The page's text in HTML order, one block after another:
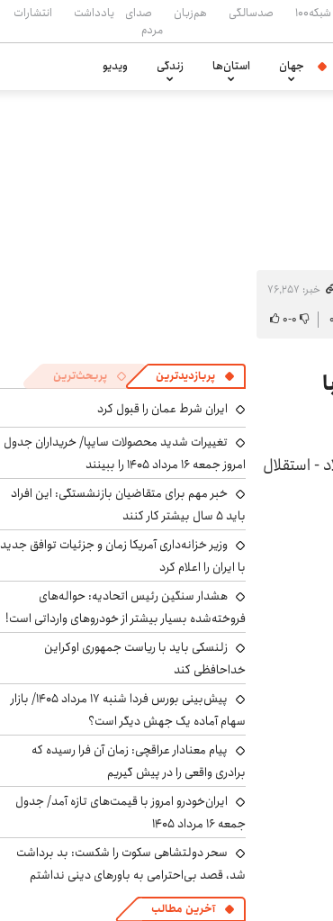
شبکه۱۰۰ صدسالگی هم‌زبان
صدای
مردم
یادداشت انتشارات
جهان استان‌ها زندگی ویدیو
خبر: ۷۶٬۲۵۷
۰-۰
- استقلال
پربازدیدترین پربحث‌ترین
ایران شرط عمان را قبول کرد
تغییرات شدید محصولات سایپا/ خریداران جدول
امروز جمعه ۱۶ مرداد ۱۴۰۵ را ببینند
خبر مهم برای متقاضیان بازنشستگی: این افراد
باید ۵ سال بیشتر کار کنند
وزیر خزانه‌داری آمریکا زمان و جزئیات توافق جدید
با ایران را اعلام کرد
هشدار سنگین رئیس اتحادیه: حواله‌های
فروخته‌شده بسیار بیشتر از خودروهای وارداتی است!
زلنسکی باید با ریاست جمهوری اوکراین
خداحافظی کند
پیش‌بینی بورس فردا شنبه ۱۷ مرداد ۱۴۰۵/ بازار
سهام آماده یک جهش دیگر است؟
پیام معنادار عراقچی: زمان آن فرا رسیده که
برادری واقعی را در پیش گیریم
ایران‌خودرو امروز با قیمت‌های تازه آمد/ جدول
جمعه ۱۶ مرداد ۱۴۰۵
سحر دولتشاهی سکوت را شکست: بد برداشت
شد، قصد بی‌احترامی به باورهای دینی نداشتم
آخرین مطالب